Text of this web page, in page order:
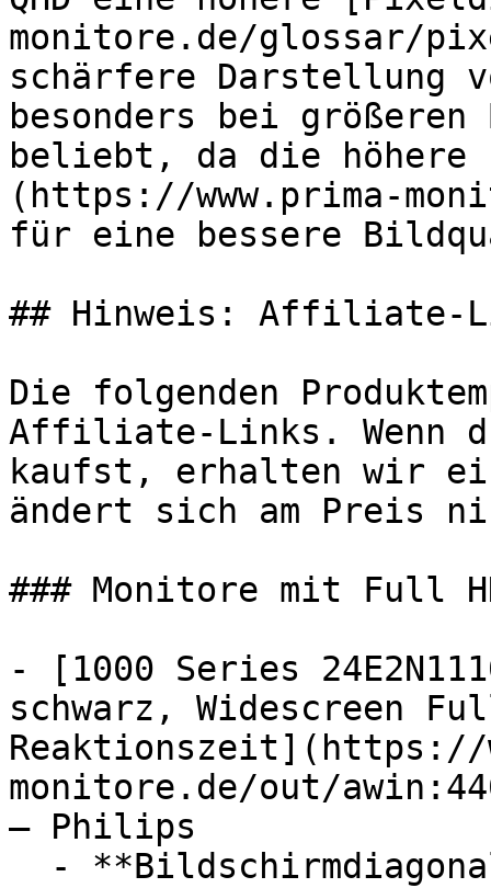
monitore.de/glossar/
schärfere Darstellung
besonders bei
beliebt, da die höhere
(https://www.prima-
für eine bessere
## Hinweis: Affiliate-
Die folgenden
Affiliate-Links. Wenn
kaufst, erhalten wir
ändert sich am Preis
### Monitore mit Full
- [1000 Series
schwarz, Widescreen
Reaktionszeit](https://
monitore.de/out/
— Philips